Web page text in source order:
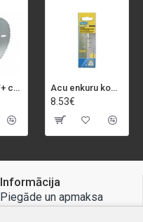
SPECIALIST+ caurumu zāģis BI-METAL, 98 mm Acu enkuru komplekts, 3-13 mm, Rapid, 12 gab.
8.53€
Informācija
Piegāde un apmaksa